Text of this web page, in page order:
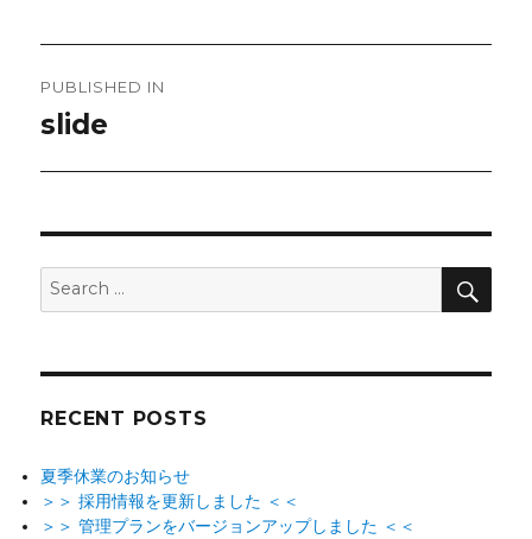
navigation
PUBLISHED IN
slide
Search
RECENT POSTS
夏季休業のお知らせ
＞＞ 採用情報を更新しました ＜＜
＞＞ 管理プランをバージョンアップしました ＜＜